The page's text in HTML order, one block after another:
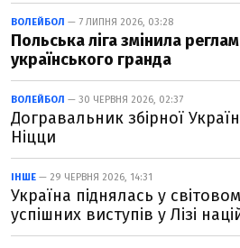
ВОЛЕЙБОЛ — 7 ЛИПНЯ 2026, 03:28
Польська ліга змінила
українського гранда
ВОЛЕЙБОЛ — 30 ЧЕРВНЯ 2026, 02:37
Догравальник збірної
Ніцци
ІНШЕ — 29 ЧЕРВНЯ 2026, 14:31
Україна піднялась у
успішних виступів у Лізі